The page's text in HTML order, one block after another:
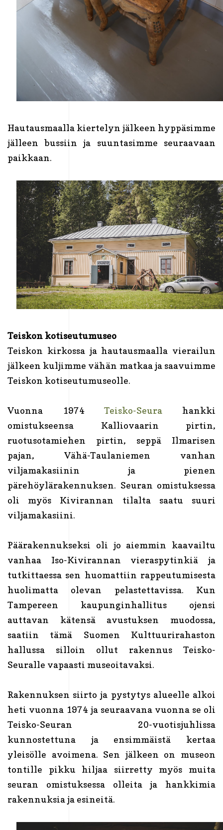
Hautausmaalla kiertelyn jälkeen hyppäsimme
jälleen bussiin ja suuntasimme seuraavaan
paikkaan.
Teiskon kotiseutumuseo
Teiskon kirkossa ja hautausmaalla vierailun
jälkeen kuljimme vähän matkaa ja saavuimme
Teiskon kotiseutumuseolle.
Vuonna 1974Teisko-Seura hankki
omistukseensa Kalliovaarin pirtin,
ruotusotamiehen pirtin, seppä Ilmarisen
pajan, Vähä-Taulaniemen vanhan
viljamakasiinin ja pienen
pärehöylärakennuksen. Seuran omistuksessa
oli myös Kivirannan tilalta saatu suuri
viljamakasiini.
Päärakennukseksi oli jo aiemmin kaavailtu
vanhaa Iso-Kivirannan vieraspytinkiä ja
tutkittaessa sen huomattiin rappeutumisesta
huolimatta olevan pelastettavissa. Kun
Tampereen kaupunginhallitus ojensi
auttavan kätensä avustuksen muodossa,
saatiin tämä Suomen Kulttuurirahaston
hallussa silloin ollut rakennus Teisko-
Seuralle vapaasti museoitavaksi.
Rakennuksen siirto ja pystytys alueelle alkoi
heti vuonna 1974 ja seuraavana vuonna se oli
Teisko-Seuran 20-vuotisjuhlissa
kunnostettuna ja ensimmäistä kertaa
yleisölle avoimena. Sen jälkeen on museon
tontille pikku hiljaa siirretty myös muita
seuran omistuksessa olleita ja hankkimia
rakennuksia ja esineitä.